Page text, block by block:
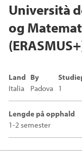
Università
og
Land
Italia
By
Padova 1
Lengde på opphald
1-2 semester